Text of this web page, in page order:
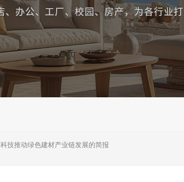
技推动绿色建材产业链发展的简报